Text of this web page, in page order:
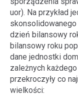
uor). Na przykład
dzień bilansowy
bilansowy roku
dane jednostki
zależnych
przekroczyły co
wielkości: